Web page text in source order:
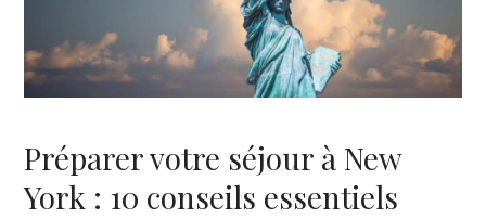
Préparer votre séjour à New
York : 10 conseils essentiels